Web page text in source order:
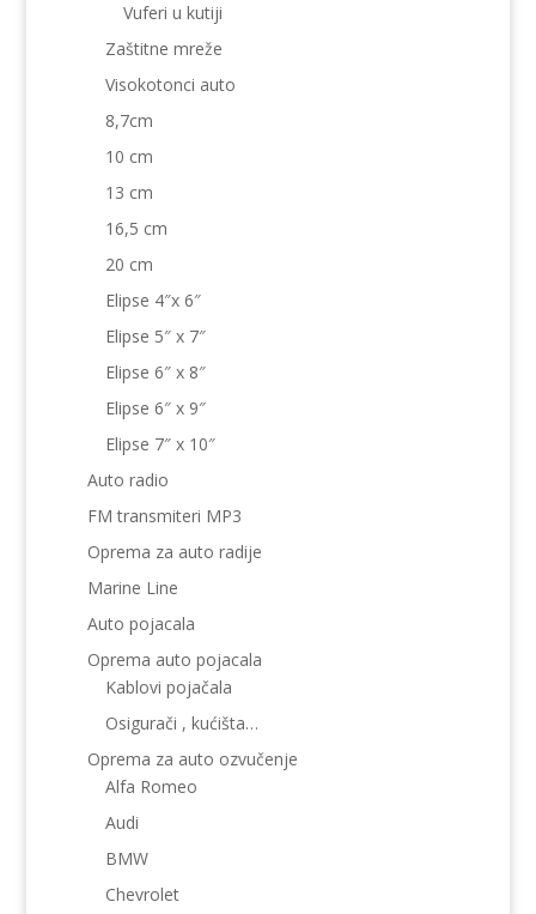
Vuferi u kutiji
Zaštitne mreže
Visokotonci auto
8,7cm
10 cm
13 cm
16,5 cm
20 cm
Elipse 4″x 6″
Elipse 5″ x 7″
Elipse 6″ x 8″
Elipse 6″ x 9″
Elipse 7″ x 10″
Auto radio
FM transmiteri MP3
Oprema za auto radije
Marine Line
Auto pojacala
Oprema auto pojacala
Kablovi pojačala
Osigurači , kućišta…
Oprema za auto ozvučenje
Alfa Romeo
Audi
BMW
Chevrolet